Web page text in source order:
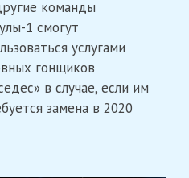
команды
1 смогут
услугами
гонщиков
в случае, если им
замена в 2020